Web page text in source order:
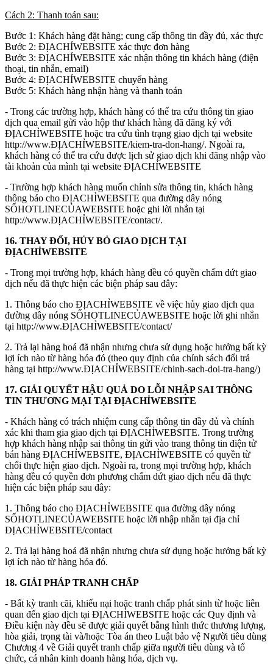
Cách 2: Thanh toán sau:
Bước 1: Khách hàng đặt hàng; cung cấp thông tin đầy đủ, xác thực
Bước 2: ĐỊACHỈWEBSITE xác thực đơn hàng
Bước 3: ĐỊACHỈWEBSITE xác nhận thông tin khách hàng (điện
thoại, tin nhắn, email)
Bước 4: ĐỊACHỈWEBSITE chuyển hàng
Bước 5: Khách hàng nhận hàng và thanh toán
- Trong các trường hợp, khách hàng có thể tra cứu thông tin giao
dịch qua email gửi vào hộp thư khách hàng đã đăng ký với
ĐỊACHỈWEBSITE hoặc tra cứu tình trạng giao dịch tại website
http://www.ĐỊACHỈWEBSITE/kiem-tra-don-hang/. Ngoài ra,
khách hàng có thể tra cứu được lịch sử giao dịch khi đăng nhập vào
tài khoản của mình tại website ĐỊACHỈWEBSITE
- Trường hợp khách hàng muốn chỉnh sửa thông tin, khách hàng
thông báo cho ĐỊACHỈWEBSITE qua đường dây nóng
SỐHOTLINECỦAWEBSITE hoặc ghi lời nhắn tại
http://www.ĐỊACHỈWEBSITE/contact/.
16. THAY ĐỔI, HỦY BỎ GIAO DỊCH TẠI
ĐỊACHỈWEBSITE
- Trong mọi trường hợp, khách hàng đều có quyền chấm dứt giao
dịch nếu đã thực hiện các biện pháp sau đây:
1. Thông báo cho ĐỊACHỈWEBSITE về việc hủy giao dịch qua
đường dây nóng SỐHOTLINECỦAWEBSITE hoặc lời ghi nhắn
tại http://www.ĐỊACHỈWEBSITE/contact/
2. Trả lại hàng hoá đã nhận nhưng chưa sử dụng hoặc hưởng bất kỳ
lợi ích nào từ hàng hóa đó (theo quy định của chính sách đổi trả
hàng tại http://www.ĐỊACHỈWEBSITE/chinh-sach-doi-tra-hang/)
17. GIẢI QUYẾT HẬU QUẢ DO LỖI NHẬP SAI THÔNG
TIN THƯƠNG MẠI TẠI ĐỊACHỈWEBSITE
- Khách hàng có trách nhiệm cung cấp thông tin đầy đủ và chính
xác khi tham gia giao dịch tại ĐỊACHỈWEBSITE. Trong trường
hợp khách hàng nhập sai thông tin gửi vào trang thông tin điện tử
bán hàng ĐỊACHỈWEBSITE, ĐỊACHỈWEBSITE có quyền từ
chối thực hiện giao dịch. Ngoài ra, trong mọi trường hợp, khách
hàng đều có quyền đơn phương chấm dứt giao dịch nếu đã thực
hiện các biện pháp sau đây:
1. Thông báo cho ĐỊACHỈWEBSITE qua đường dây nóng
SỐHOTLINECỦAWEBSITE hoặc lời nhập nhắn tại địa chỉ
ĐỊACHỈWEBSITE/contact
2. Trả lại hàng hoá đã nhận nhưng chưa sử dụng hoặc hưởng bất kỳ
lợi ích nào từ hàng hóa đó.
18. GIẢI PHÁP TRANH CHẤP
- Bất kỳ tranh cãi, khiếu nại hoặc tranh chấp phát sinh từ hoặc liên
quan đến giao dịch tại ĐỊACHỈWEBSITE hoặc các Quy định và
Điều kiện này đều sẽ được giải quyết bằng hình thức thương lượng,
hòa giải, trọng tài và/hoặc Tòa án theo Luật bảo vệ Người tiêu dùng
Chương 4 về Giải quyết tranh chấp giữa người tiêu dùng và tổ
chức, cá nhân kinh doanh hàng hóa, dịch vụ.